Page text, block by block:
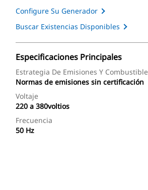
Configure Su Generador
Buscar Existencias Disponibles
Especificaciones Principales
Estrategia De Emisiones Y Combustible
Normas de emisiones sin certificación
Voltaje
220 a 380voltios
Frecuencia
50 Hz